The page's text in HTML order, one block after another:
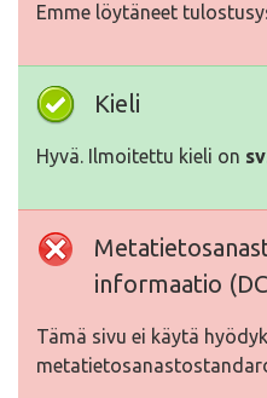
Emme löytäneet
Kieli
Hyvä. Ilmoitettu kieli on sv
informaatio
Tämä sivu ei käytä